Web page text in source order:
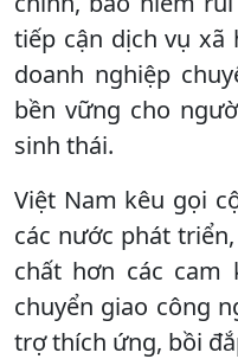
tiếp cận dịch vụ xã
doanh nghiệp
bền vững cho
sinh thái.
Việt Nam kêu gọi
các nước phát
chất hơn các cam
chuyển giao công
trợ thích ứng, bồi